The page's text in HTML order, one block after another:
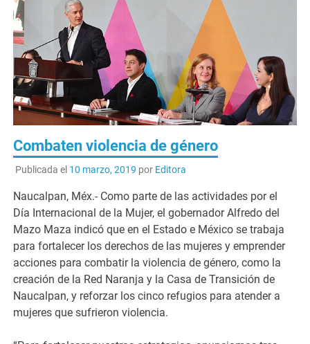
Combaten violencia de género
Publicada el 10 marzo, 2019 por Editora
Naucalpan, Méx.- Como parte de las actividades por el
Día Internacional de la Mujer, el gobernador Alfredo del
Mazo Maza indicó que en el Estado e México se trabaja
para fortalecer los derechos de las mujeres y emprender
acciones para combatir la violencia de género, como la
creación de la Red Naranja y la Casa de Transición de
Naucalpan, y reforzar los cinco refugios para atender a
mujeres que sufrieron violencia.